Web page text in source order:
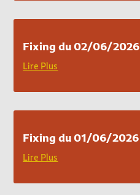
Fixing du 02/06/2026
Lire Plus
Fixing du 01/06/2026
Lire Plus